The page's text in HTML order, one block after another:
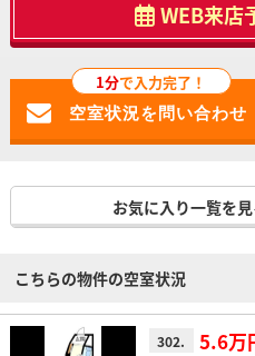
WEB来店
1分で入力完了！
お気に入り一覧を
こちらの物件の空室状況
302. 5.6万